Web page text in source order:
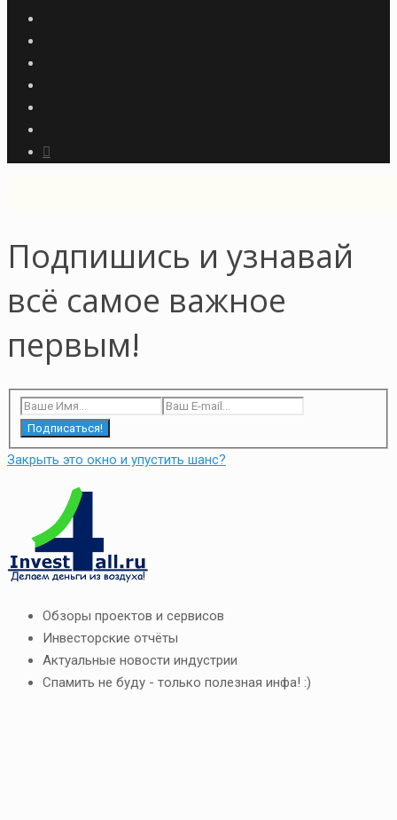
Подпишись и узнавай
всё самое важное
первым!
Подписаться!
Закрыть это окно и упустить шанс?
Обзоры проектов и сервисов
Инвесторские отчёты
Актуальные новости индустрии
Спамить не буду - только полезная инфа! :)